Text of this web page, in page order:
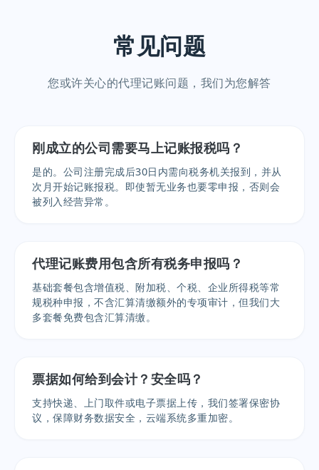
常见问题
您或许关心的代理记账问题，我们为您解答
刚成立的公司需要马上记账报税吗？
是的。公司注册完成后30日内需向税务机关报到，并从
次月开始记账报税。即使暂无业务也要零申报，否则会
被列入经营异常。
代理记账费用包含所有税务申报吗？
基础套餐包含增值税、附加税、个税、企业所得税等常
规税种申报，不含汇算清缴额外的专项审计，但我们大
多套餐免费包含汇算清缴。
票据如何给到会计？安全吗？
支持快递、上门取件或电子票据上传，我们签署保密协
议，保障财务数据安全，云端系统多重加密。